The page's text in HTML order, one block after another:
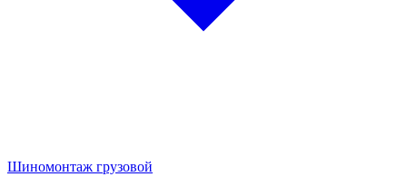
Шиномонтаж грузовой